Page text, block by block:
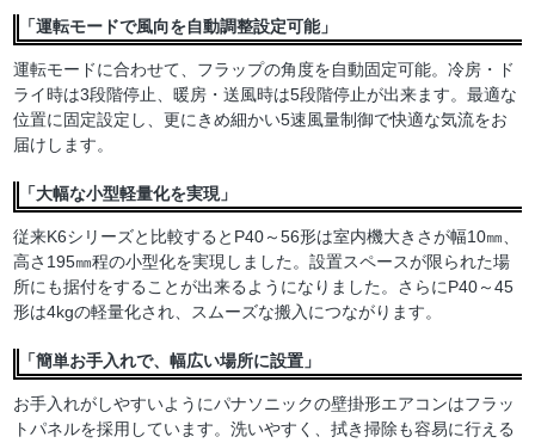
「運転モードで風向を自動調整設定可能」
運転モードに合わせて、フラップの角度を自動固定可能。冷房・ド
ライ時は3段階停止、暖房・送風時は5段階停止が出来ます。最適な
位置に固定設定し、更にきめ細かい5速風量制御で快適な気流をお
届けします。
「大幅な小型軽量化を実現」
従来K6シリーズと比較するとP40～56形は室内機大きさが幅10㎜、
高さ195㎜程の小型化を実現しました。設置スペースが限られた場
所にも据付をすることが出来るようになりました。さらにP40～45
形は4kgの軽量化され、スムーズな搬入につながります。
「簡単お手入れで、幅広い場所に設置」
お手入れがしやすいようにパナソニックの壁掛形エアコンはフラッ
トパネルを採用しています。洗いやすく、拭き掃除も容易に行える